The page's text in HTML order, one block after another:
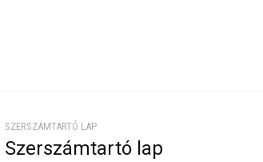
SZERSZÁMTARTÓ LAP
Szerszámtartó lap